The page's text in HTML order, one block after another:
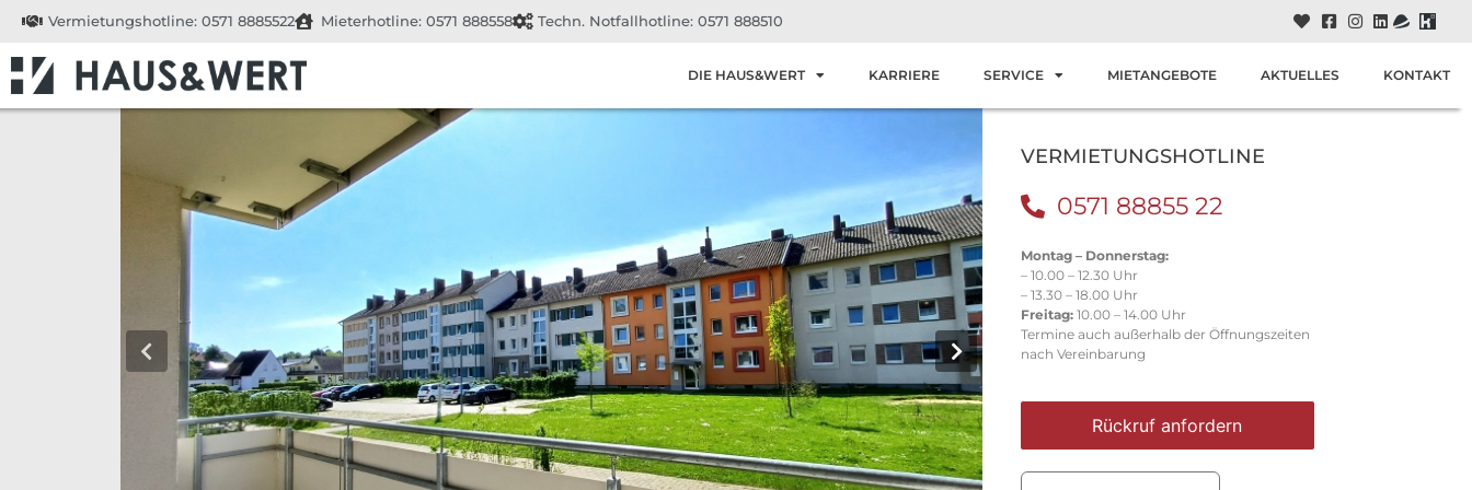
Vermietungshotline: 0571 8885522 Mieterhotline: 0571 888558 Techn. Notfallhotline: 0571 888510
DIE HAUS&WERT KARRIERE SERVICE MIETANGEBOTE AKTUELLES KONTAKT
VERMIETUNGSHOTLINE
0571 88855 22
Montag – Donnerstag:
– 10.00 – 12.30 Uhr
– 13.30 – 18.00 Uhr
Freitag: 10.00 – 14.00 Uhr
Termine auch außerhalb der Öffnungszeiten
nach Vereinbarung
Rückruf anfordern